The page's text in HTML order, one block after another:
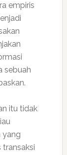
empiris
sebuah
itu tidak
yang
transaksi